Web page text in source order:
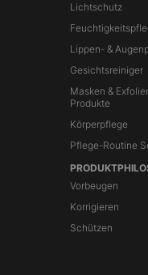
Lichtschutz
Lippen- &
Gesichtsreiniger
Masken &
Produkte
Körperpflege
Pflege-Routine
Vorbeugen
Korrigieren
Schützen